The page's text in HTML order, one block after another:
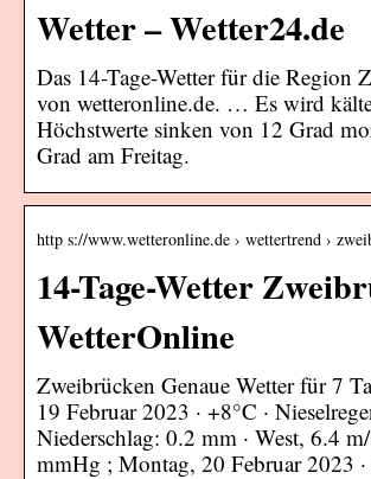
Wetter – Wetter24.de
Das 14-Tage-Wetter für die Region
von wetteronline.de. … Es wird
Höchstwerte sinken von 12 Grad
Grad am Freitag.
http s://www.wetteronline.de › wettertrend ›
14-Tage-Wetter
WetterOnline
Zweibrücken Genaue Wetter für 7
19 Februar 2023 · +8°C ·
Niederschlag: 0.2 mm · West, 6.4
mmHg ; Montag, 20 Februar 2023